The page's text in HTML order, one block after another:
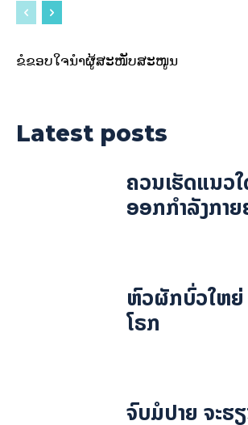
ຂໍຂອບໃຈນຳຜູ້ສະໜັບສະໜູນ
Latest posts
ຄວນເຮັດແນວ
ອອກກຳລັງກາ
ຫົວຜັກບົ່ວໃຫຍ່
ໂຣກ
ຈົບມໍປາຍ ຈະຮ